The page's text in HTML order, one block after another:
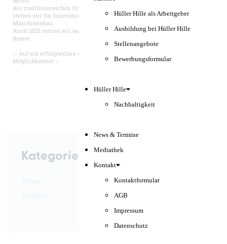
Hüller Hille als Arbeitgeber
Ausbildung bei Hüller Hille
Stellenangebote
Bewerbungsformular
Hüller Hille
Nachhaltigkeit
News & Termine
Mediathek
Kontakt
Kontaktformular
AGB
Impressum
Datenschutz
Als traditionsreiches Unternehmen und weltweit bekannter Hersteller
stehen wir für Innovation, Präzision und Verlässlichkeit im
Maschinenbau.
Auch 2025 setzen wir auf Tradition und Fortschritt – gemeinsam mit
Ihnen!
✨ Auf ein erfolgreiches und inspiriertes neues Jahr – voller
Möglichkeiten! ✨
Kategorien
News
Termine